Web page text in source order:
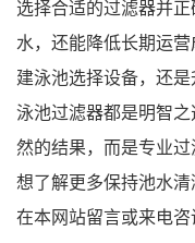
选择合适的过滤器并
水，还能降低长期运
建泳池选择设备，还
泳池过滤器都是明智
然的结果，而是专业
想了解更多保持池水
在本网站留言或来电咨